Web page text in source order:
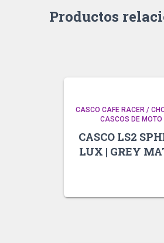
Productos
CASCO CAFE RACER /
CASCOS DE MOTO
CASCO LS2
LUX | GREY